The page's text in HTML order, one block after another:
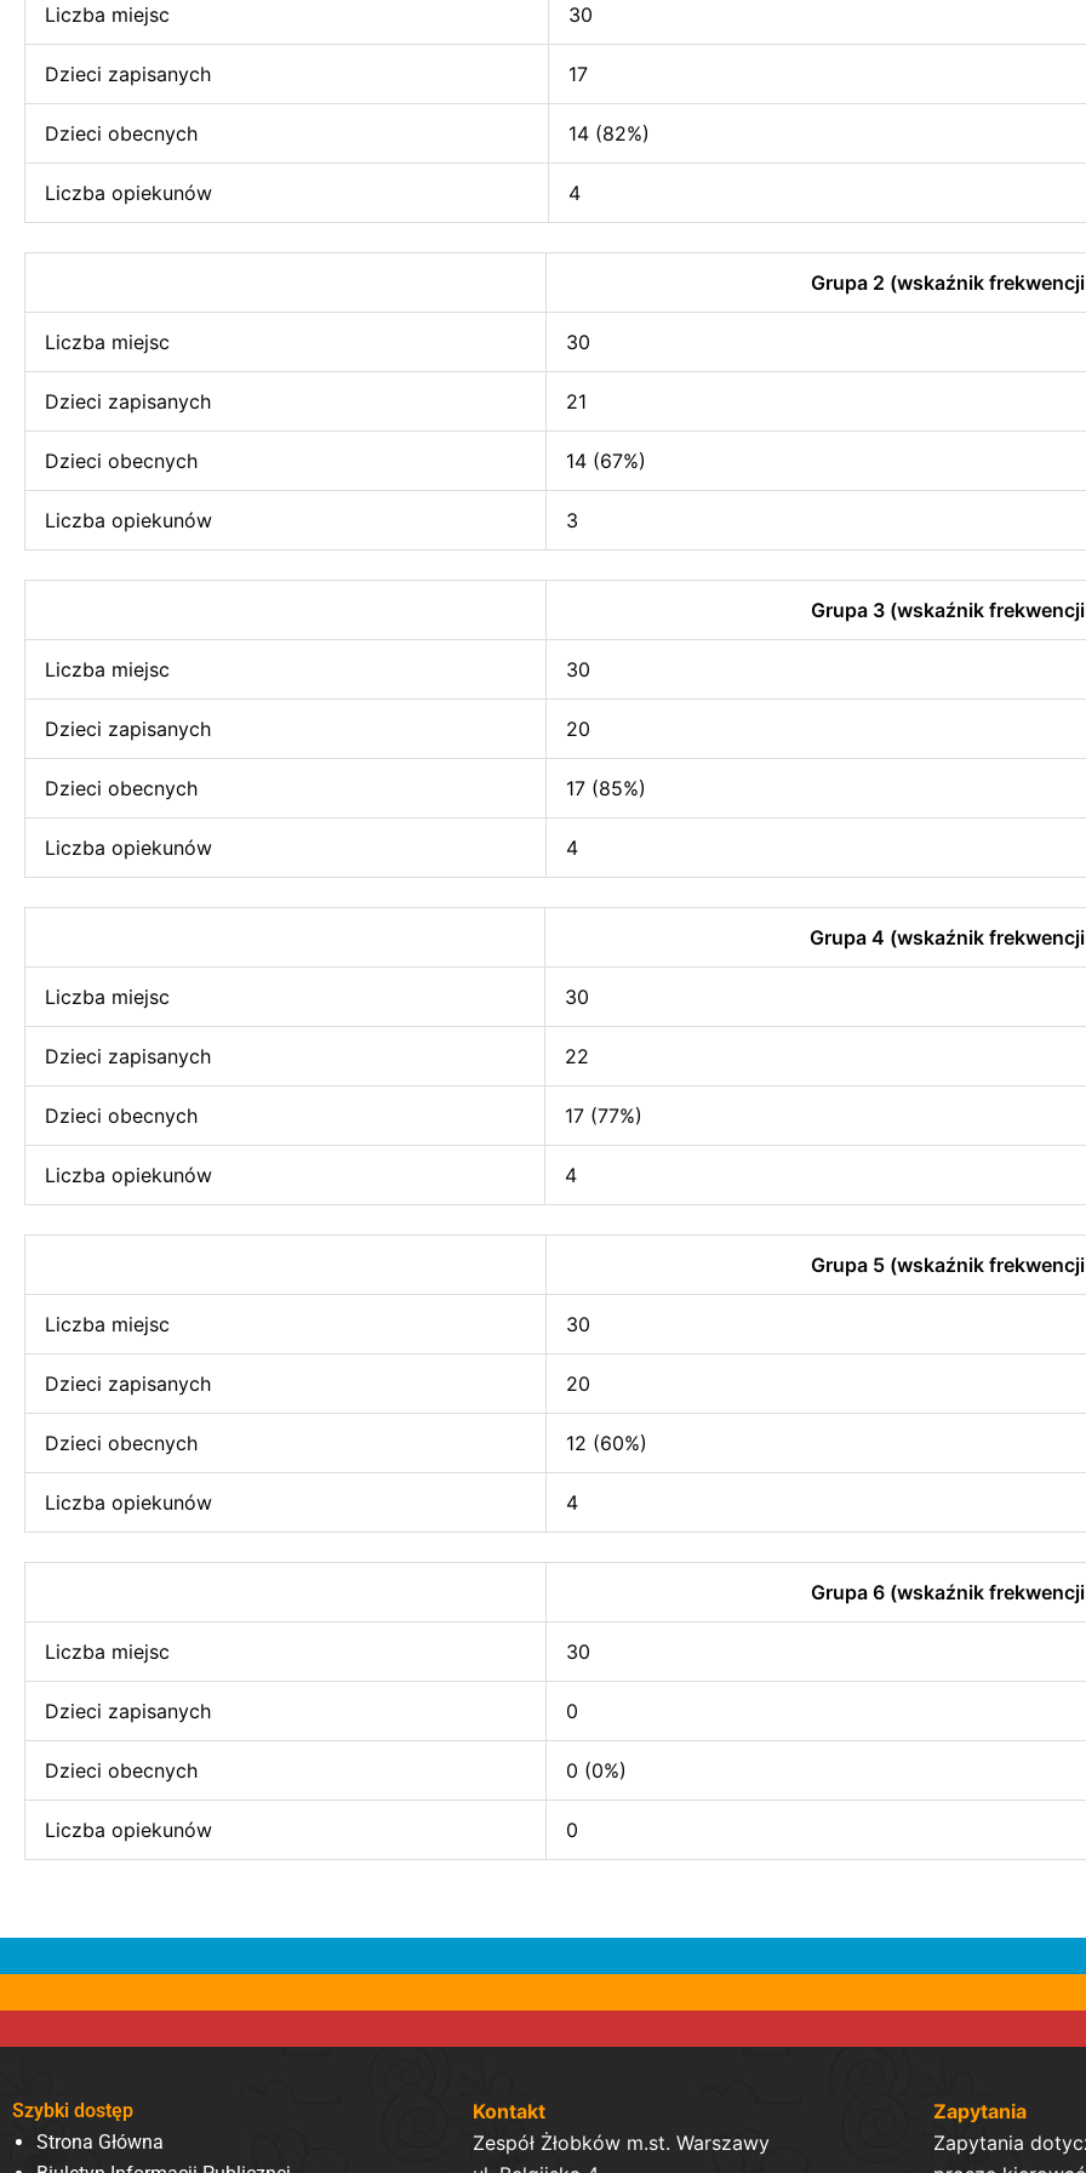
Liczba miejsc 30
Dzieci zapisanych 17
Dzieci obecnych 14 (82%)
Liczba opiekunów 4
Grupa 2 (wskaźnik
Liczba miejsc 30
Dzieci zapisanych 21
Dzieci obecnych 14 (67%)
Liczba opiekunów 3
Grupa 3 (wskaźnik
Liczba miejsc 30
Dzieci zapisanych 20
Dzieci obecnych 17 (85%)
Liczba opiekunów 4
Grupa 4 (wskaźnik
Liczba miejsc 30
Dzieci zapisanych 22
Dzieci obecnych 17 (77%)
Liczba opiekunów 4
Grupa 5 (wskaźnik
Liczba miejsc 30
Dzieci zapisanych 20
Dzieci obecnych 12 (60%)
Liczba opiekunów 4
Grupa 6 (wskaźnik
Liczba miejsc 30
Dzieci zapisanych 0
Dzieci obecnych 0 (0%)
Liczba opiekunów 0
Szybki dostęp
Strona Główna
Kontakt
Zespół Żłobków m.st. Warszawy
Zapytania
Zapytania